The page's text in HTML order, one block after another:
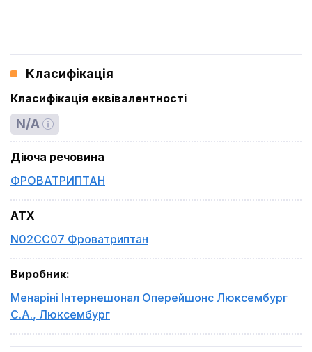
Класифікація
Класифікація еквівалентності
N/A
Діюча речовина
ФРОВАТРИПТАН
ATX
N02CC07 Фроватриптан
Виробник:
Менаріні Інтернешонал Оперейшонс Люксембург
С.А., Люксембург